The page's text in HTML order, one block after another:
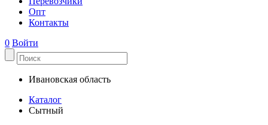
Опт
Контакты
0 Войти
Ивановская область
Каталог
Сытный